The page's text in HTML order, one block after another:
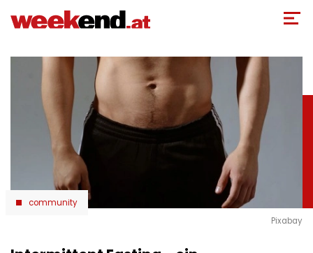
zum
community
Pixabay